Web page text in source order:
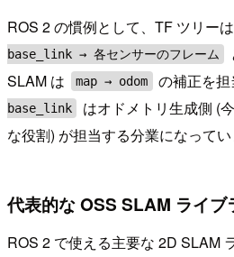
ROS 2 の慣例として、TF ツリーは
base_link → 各センサーのフレーム
SLAM は
map → odom の補正を担
base_link
はオドメトリ生成側 (
な役割) が担当する分業になってい
代表的な OSS SLAM ライブ
ROS 2 で使える主要な 2D SLAM